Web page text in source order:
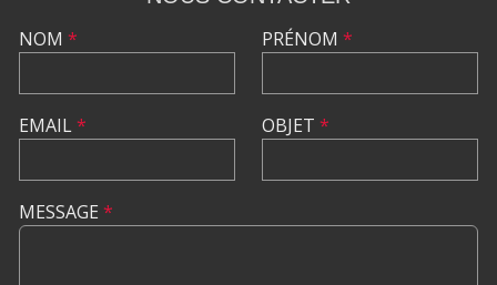
NOM *
EMAIL*
PRÉNOM *
OBJET *
MESSAGE *